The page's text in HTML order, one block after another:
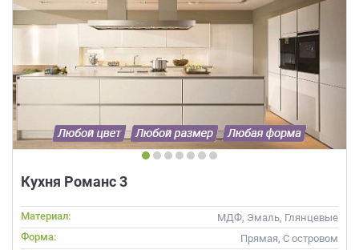
Кухня Романс 3
Материал:
МДФ, Эмаль, Глянцевые
Форма:
Прямая, С островом